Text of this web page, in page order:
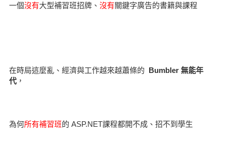
一個沒有大型補習班招牌、 沒有關鍵字廣告的書籍與課程
在時局這麼亂、經濟與工作越來越蕭條的 Bumbler 無能年
代，
為何所有補習班的 ASP.NET課程都開不成、招不到學生